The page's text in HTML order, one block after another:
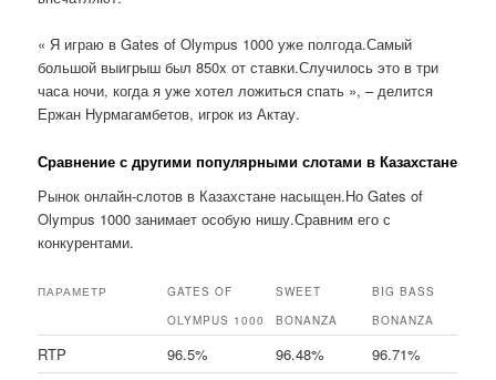
« Я играю в Gates of Olympus 1000 уже полгода.Самый
большой выигрыш был 850x от ставки.Случилось это в три
часа ночи, когда я уже хотел ложиться спать », – делится
Ержан Нурмагамбетов, игрок из Актау.
Сравнение с другими популярными слотами в Казахстане
Рынок онлайн-слотов в Казахстане насыщен.Но Gates of
Olympus 1000 занимает особую нишу.Сравним его с
конкурентами.
ПАРАМЕТР
GATES OF
OLYMPUS 1000
SWEET
BONANZA
BIG BASS
BONANZA
RTP 96.5% 96.48%
96.71%